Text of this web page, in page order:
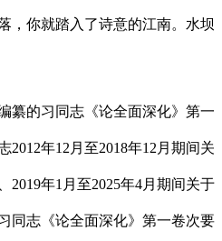
，你就踏入了诗意的江南。水坝
的习同志《论全面深化》第一
2012年12月至2018年12月期间关
2019年1月至2025年4月期间关于
同志《论全面深化》第一卷次要